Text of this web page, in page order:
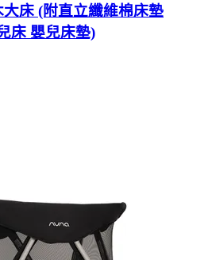
床 (附直立纖維棉床墊
床 嬰兒床墊)